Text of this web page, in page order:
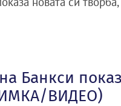
Банкси
ВИДЕО)